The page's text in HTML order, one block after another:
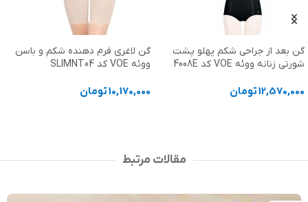
گن لاغری فرم دهنده شکم و باسن
ووئه VOE کد SLIMNT04
10,170,000تومان
سوتین طبی بعد از جراحی مدیک
Medic کد 42577
3,370,000تومان
مقالات مرتبط